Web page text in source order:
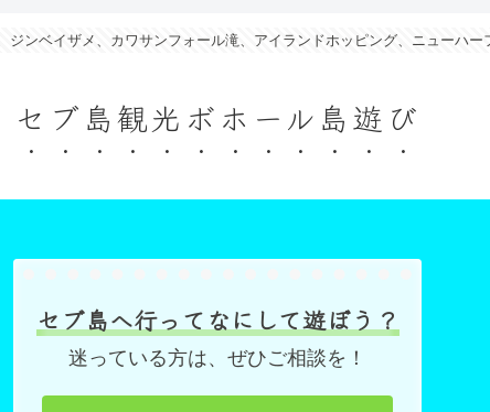
ジンベイザメ、カワサンフォール滝、アイランドホッピング、ニューハー
セブ島観光ボホール島遊び
セブ島へ行ってなにして遊ぼう？
迷っている方は、ぜひご相談を！